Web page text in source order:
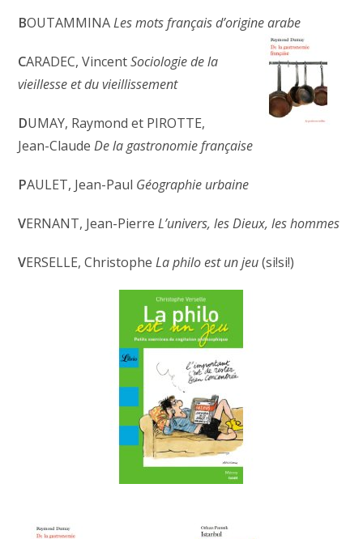
BOUTAMMINALes mots français d’origine arabe
CARADEC, VincentSociologie de la
vieillesse et du vieillissement
DUMAY, Raymond et PIROTTE,
Jean-ClaudeDe la gastronomie française
PAULET, Jean-Paul Géographie urbaine
VERNANT, Jean-PierreL’univers, les Dieux, les hommes
VERSELLE, ChristopheLa philo est un jeu(si!si!)